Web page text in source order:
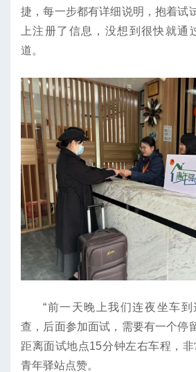
捷，每一步都有详细说明，抱着试
上注册了信息，没想到很快就通
道。
“前一天晚上我们连夜坐车到
查，后面参加面试，需要有一个停
距离面试地点15分钟左右车程，
青年驿站点赞。